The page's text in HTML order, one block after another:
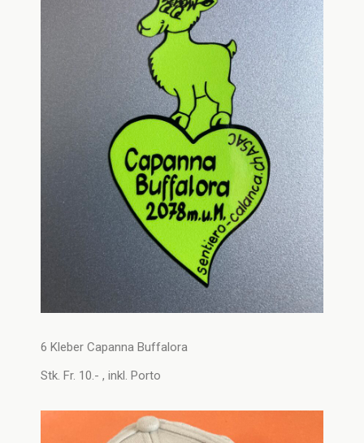
6 Kleber Capanna Buffalora
Stk. Fr. 10.- , inkl. Porto